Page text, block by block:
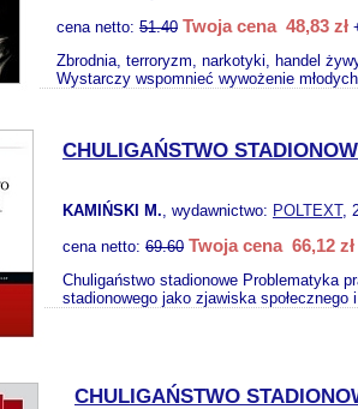
cena netto: 51.40 Twoja cena 48,83 zł
Zbrodnia, terroryzm, narkotyki, handel
Wystarczy wspomnieć wywożenie
CHULIGAŃSTWO
KAMIŃSKI M., wydawnictwo: POLTEXT,
cena netto: 69.60 Twoja cena 66,12 zł
Chuligaństwo stadionowe Problematyka
stadionowego jako zjawiska
CHULIGAŃSTWO